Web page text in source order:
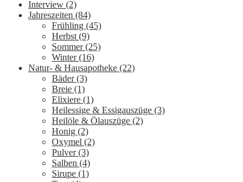
Interview (2)
Jahreszeiten (84)
Frühling (45)
Herbst (9)
Sommer(25)
Winter(16)
Natur- & Hausapotheke (22)
Bäder(3)
Breie (1)
Elixiere (1)
Heilessige & Essigauszüge (3)
Heilöle & Ölauszüge (2)
Honig (2)
Oxymel (2)
Pulver(3)
Salben (4)
Sirupe (1)